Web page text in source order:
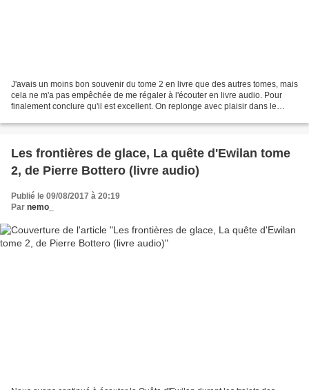
J'avais un moins bon souvenir du tome 2 en livre que des autres tomes, mais
cela ne m'a pas empêchée de me régaler à l'écouter en livre audio. Pour
finalement conclure qu'il est excellent. On replonge avec plaisir dans le
Les frontières de glace, La quête d'Ewilan tome
2, de Pierre Bottero (livre audio)
Publié le 09/08/2017 à 20:19
Par nemo_